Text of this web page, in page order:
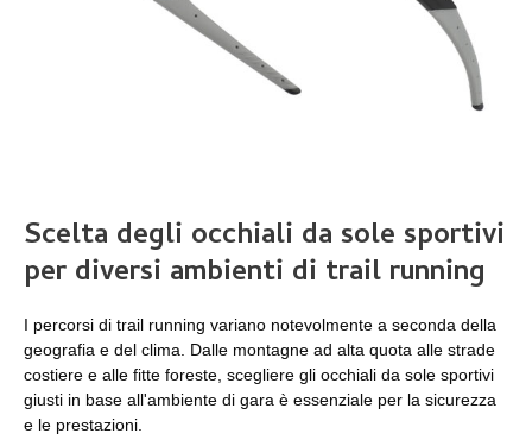
Scelta degli occhiali da sole sportivi
per diversi ambienti di trail running
I percorsi di trail running variano notevolmente a seconda della
geografia e del clima. Dalle montagne ad alta quota alle strade
costiere e alle fitte foreste, scegliere gli occhiali da sole sportivi
giusti in base all'ambiente di gara è essenziale per la sicurezza
e le prestazioni.